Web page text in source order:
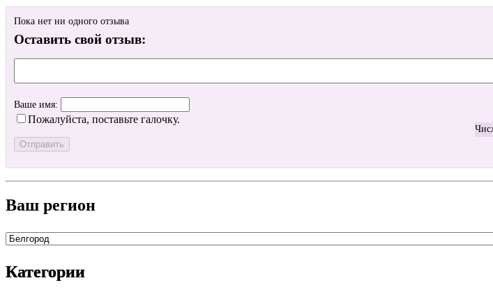
Пока нет ни одного отзыва
Оставить свой отзыв:
Ваше имя:
Пожалуйста, поставьте галочку.
Ваш регион
Категории